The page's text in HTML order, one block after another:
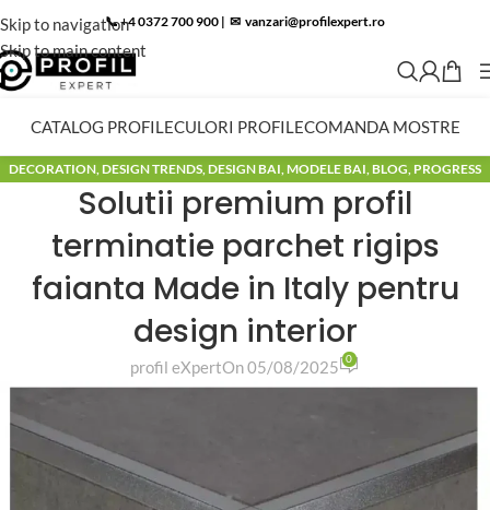
Skip to navigation
Skip to main content
📞 +4 0372 700 900 | ✉︎ vanzari@profilexpert.ro
CATALOG PROFILECULORI PROFILECOMANDA MOSTRE
DECORATION,DESIGN TRENDS,DESIGN BAI,MODELE BAI,BLOG, PROGRESS
PROFILE ,PROFILITEC
Solutii premium profil
terminatie parchet rigips
faianta Made in Italy pentru
design interior
profil eXpertOn 05/08/2025 0